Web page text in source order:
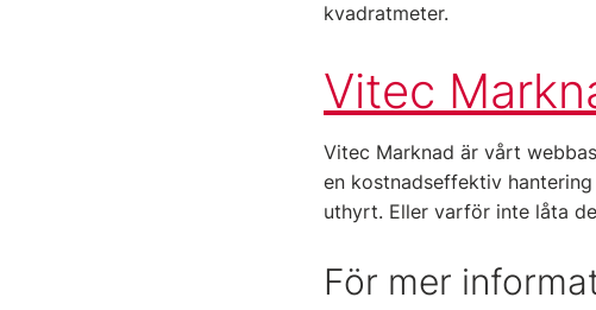
kvadratmeter.
Vitec
Vitec Marknad är vårt
en kostnadseffektiv
uthyrt. Eller varför inte låta
För mer